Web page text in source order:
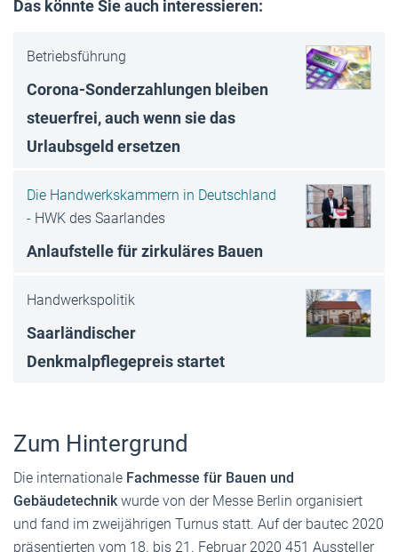
Das könnte Sie auch interessieren:
Betriebsführung
Corona-Sonderzahlungen bleiben
steuerfrei, auch wenn sie das
Urlaubsgeld ersetzen
Die Handwerkskammern in Deutschland
- HWK des Saarlandes
Anlaufstelle für zirkuläres Bauen
Handwerkspolitik
Saarländischer
Denkmalpflegepreis startet
Zum Hintergrund
Die internationale Fachmesse für Bauen und
Gebäudetechnik wurde von der Messe Berlin organisiert
und fand im zweijährigen Turnus statt. Auf der bautec 2020
präsentierten vom 18. bis 21. Februar 2020 451 Aussteller